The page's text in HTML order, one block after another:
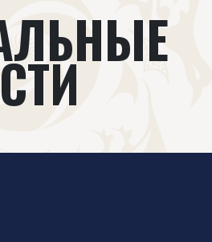
Всемирное общество
Новости